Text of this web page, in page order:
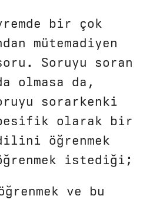
bir çok
mütemadiyen
Soruyu soran
olmasa da,
sorarkenki
olarak bir
öğrenmek
istediği;
ve bu